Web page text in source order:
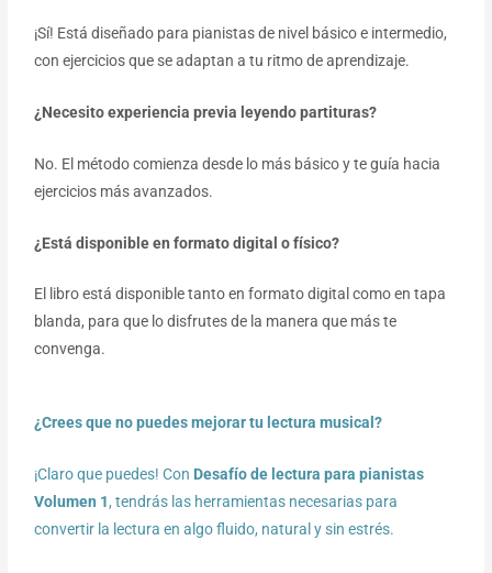
¡Sí! Está diseñado para pianistas de nivel básico e intermedio,
con ejercicios que se adaptan a tu ritmo de aprendizaje.
¿Necesito experiencia previa leyendo partituras?
No. El método comienza desde lo más básico y te guía hacia
ejercicios más avanzados.
¿Está disponible en formato digital o físico?
El libro está disponible tanto en formato digital como en tapa
blanda, para que lo disfrutes de la manera que más te
convenga.
¿Crees que no puedes mejorar tu lectura musical?
¡Claro que puedes! Con Desafío de lectura para pianistas
Volumen 1, tendrás las herramientas necesarias para
convertir la lectura en algo fluido, natural y sin estrés.